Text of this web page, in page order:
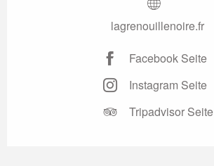
lagrenouillenoire.fr
Facebook Seite
Instagram Seite
Tripadvisor Seite